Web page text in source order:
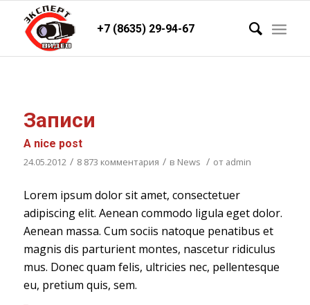
+7 (8635) 29-94-67
Записи
A nice post
24.05.2012 / 8 873 комментария / в News / от admin
Lorem ipsum dolor sit amet, consectetuer
adipiscing elit. Aenean commodo ligula eget dolor.
Aenean massa. Cum sociis natoque penatibus et
magnis dis parturient montes, nascetur ridiculus
mus. Donec quam felis, ultricies nec, pellentesque
eu, pretium quis, sem.